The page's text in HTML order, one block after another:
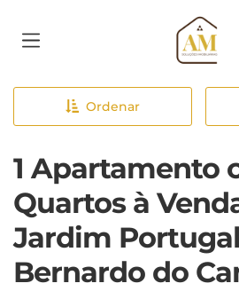
Página
Ordenar
1 Apartamento
Quartos à
Jardim
Bernardo do